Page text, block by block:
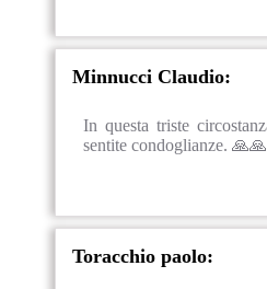
Minnucci Claudio:
In questa triste
sentite condoglianze. 🙏🙏
Toracchio paolo: